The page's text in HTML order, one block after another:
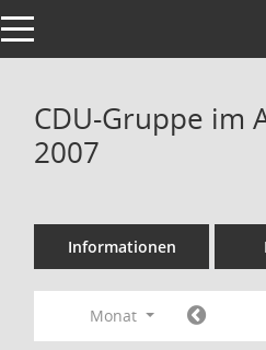
Toggle navigation
CDU-Gruppe im
2007
Informationen
Monat